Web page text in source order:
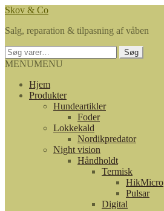
Spring
navigation
Spring
indhold
Skov & Co
Salg, reparation & tilpasning af våben
Søg
efter:
Søg
MENUMENU
Hjem
Produkter
Hundeartikler
Foder
Lokkekald
Nordikpredator
Night vision
Håndholdt
Termisk
HikMicro
Pulsar
Digital